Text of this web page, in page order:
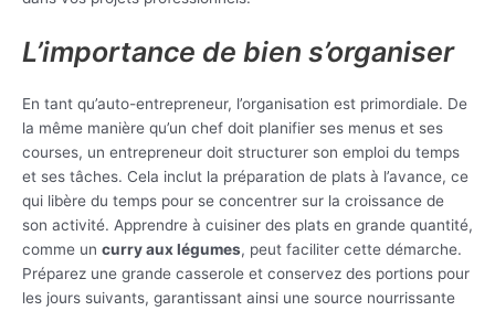
L’importance de bien s’organiser
En tant qu’auto-entrepreneur, l’organisation est primordiale. De
la même manière qu’un chef doit planifier ses menus et ses
courses, un entrepreneur doit structurer son emploi du temps
et ses tâches. Cela inclut la préparation de plats à l’avance, ce
qui libère du temps pour se concentrer sur la croissance de
son activité. Apprendre à cuisiner des plats en grande quantité,
comme un curry aux légumes, peut faciliter cette démarche.
Préparez une grande casserole et conservez des portions pour
les jours suivants, garantissant ainsi une source nourrissante